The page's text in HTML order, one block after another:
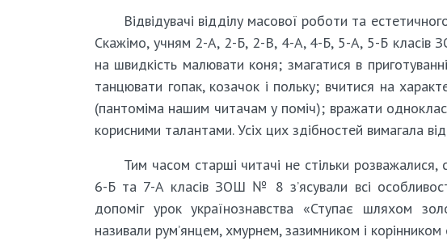
Відвідувачі відділу масової роботи та
Скажімо, учням 2-А, 2-Б, 2-В, 4-А, 4-Б, 5-А, 5-Б
на швидкість малювати коня; змагатися в
танцювати гопак, козачок і польку; вчитися на
(пантоміма нашим читачам у поміч); вражати
корисними талантами. Усіх цих здібностей вимагала
Тим часом старші читачі не стільки розважалися,
6-Б та 7-А класів ЗОШ № 8 з’ясували всі
допоміг урок українознавства «Ступає шляхом
називали рум’янцем, хмурнем, зазимником і